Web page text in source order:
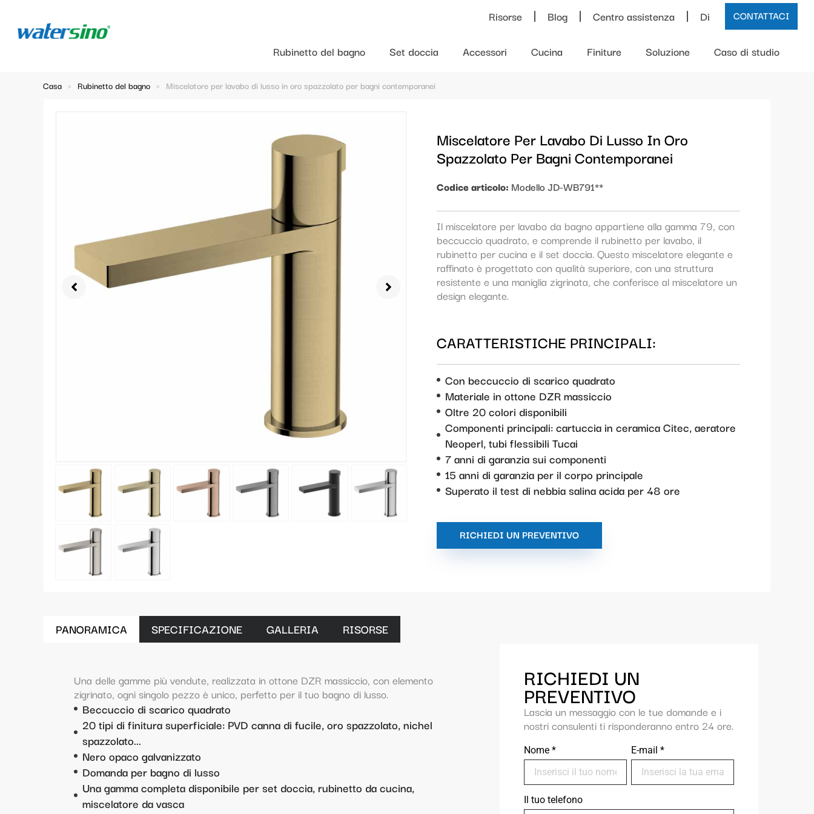
Risorse Blog Centro assistenza Di CONTATTACI
Rubinetto del bagno Set doccia Accessori Cucina Finiture Soluzione Caso di studio
Casa > Rubinetto del bagno > Miscelatore per lavabo di lusso in oro spazzolato per bagni contemporanei
Miscelatore Per Lavabo Di Lusso In Oro
Spazzolato Per Bagni Contemporanei
Codice articolo: Modello JD-WB791**
Il miscelatore per lavabo da bagno appartiene alla gamma 79, con
beccuccio quadrato, e comprende il rubinetto per lavabo, il
rubinetto per cucina e il set doccia. Questo miscelatore elegante e
raffinato è progettato con qualità superiore, con una struttura
resistente e una maniglia zigrinata, che conferisce al miscelatore un
design elegante.
CARATTERISTICHE PRINCIPALI:
Con beccuccio di scarico quadrato
Materiale in ottone DZR massiccio
Oltre 20 colori disponibili
Componenti principali: cartuccia in ceramica Citec, aeratore
Neoperl, tubi flessibili Tucai
7 anni di garanzia sui componenti
15 anni di garanzia per il corpo principale
Superato il test di nebbia salina acida per 48 ore
RICHIEDI UN PREVENTIVO
PANORAMICA SPECIFICAZIONE GALLERIA RISORSE
Una delle gamme più vendute, realizzata in ottone DZR massiccio, con elemento
zigrinato, ogni singolo pezzo è unico, perfetto per il tuo bagno di lusso.
Beccuccio di scarico quadrato
20 tipi di finitura superficiale: PVD canna di fucile, oro spazzolato, nichel
spazzolato...
Nero opaco galvanizzato
Domanda per bagno di lusso
Una gamma completa disponibile per set doccia, rubinetto da cucina,
miscelatore da vasca
RICHIEDI UN
PREVENTIVO
Lascia un messaggio con le tue domande e i
nostri consulenti ti risponderanno entro 24 ore.
Nome * E-mail *
Il tuo telefono